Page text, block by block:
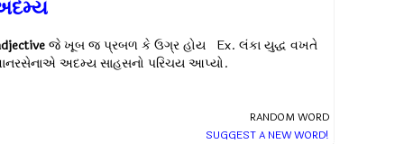
જે ખૂબ જ પ્રબળ કે ઉગ્ર હોય Ex. લંકા યુદ્ધ વખતે
અદમ્ય સાહસનો પરિચય આપ્યો.
RANDOM WORD
SUGGEST A NEW WORD!